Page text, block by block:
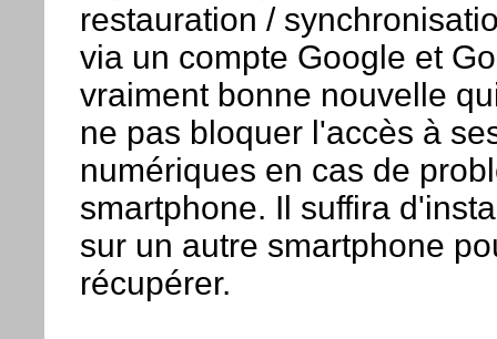
restauration /
via un compte Google et
vraiment bonne nouvelle
ne pas bloquer l'accès à
numériques en cas de
smartphone. Il suffira
sur un autre smartphone
récupérer.